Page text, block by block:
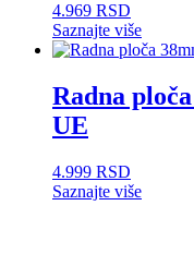
4.969 RSD
Saznajte više
Radna
UE
4.999 RSD
Saznajte više